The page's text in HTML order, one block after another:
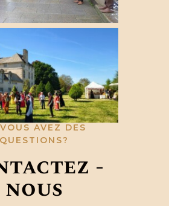
VOUS AVEZ DES
QUESTIONS?
-
nous